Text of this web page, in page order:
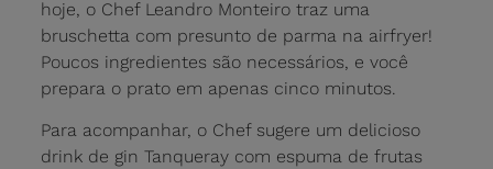
hoje, o Chef Leandro Monteiro traz uma
bruschetta com presunto de parma na airfryer!
Poucos ingredientes são necessários, e você
prepara o prato em apenas cinco minutos.
Para acompanhar, o Chef sugere um delicioso
drink de gin Tanqueray com espuma de frutas